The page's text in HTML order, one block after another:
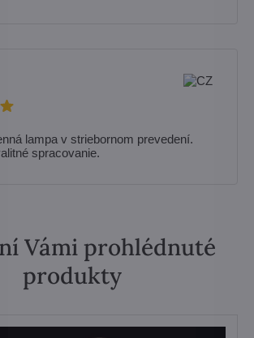
lampa v striebornom prevedení.
spracovanie.
Vámi prohlédnuté
produkty